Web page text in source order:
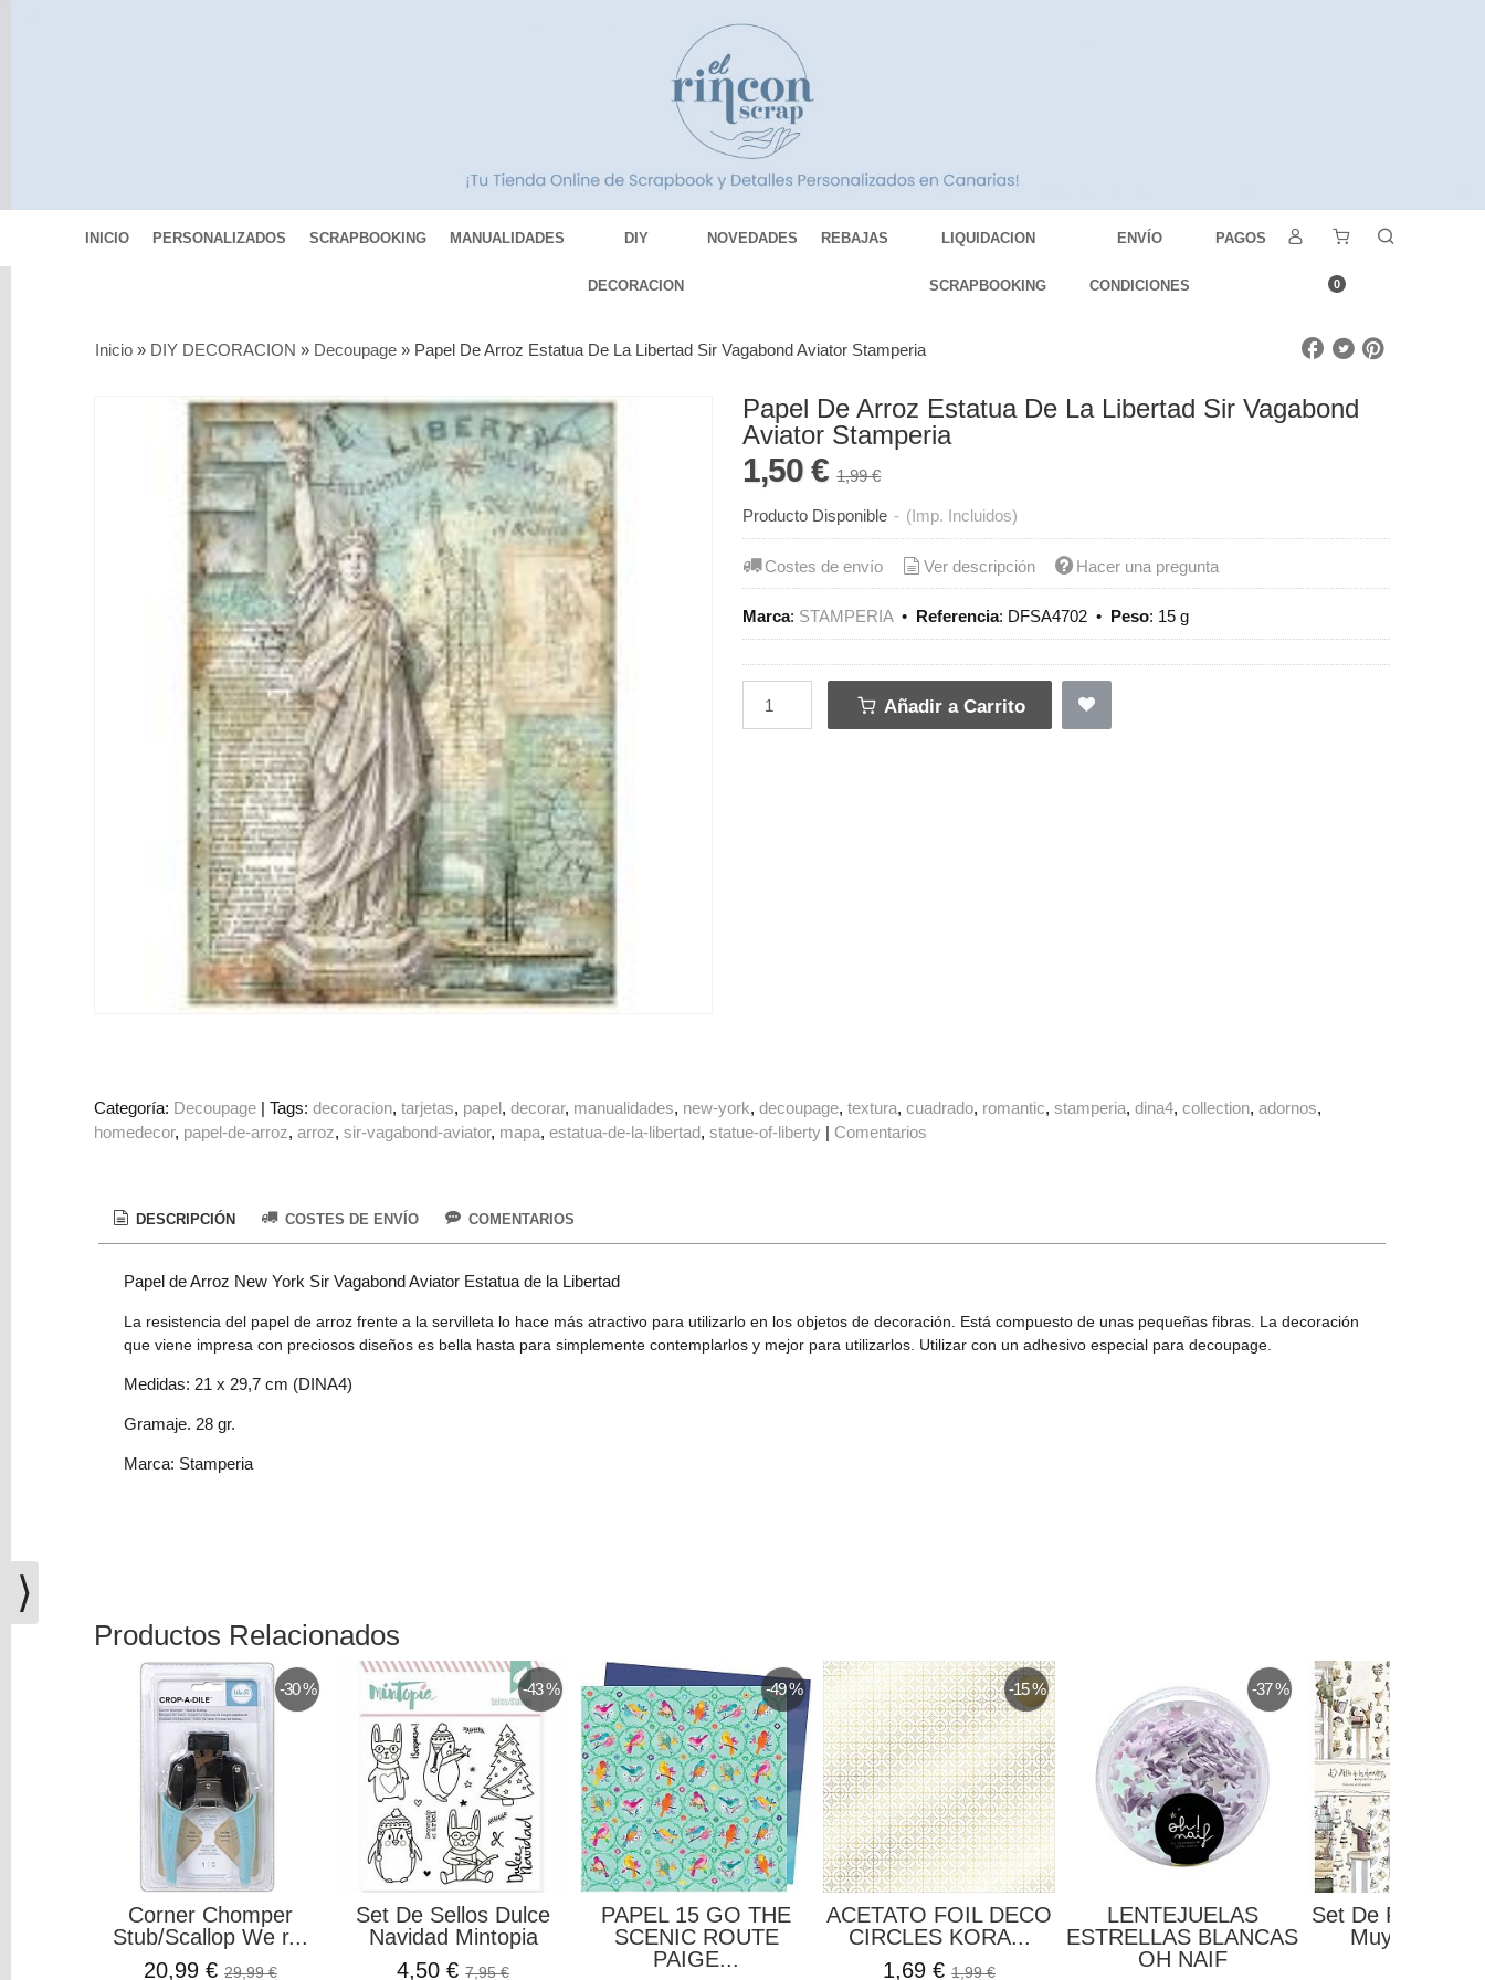
INICIO PERSONALIZADOS SCRAPBOOKING MANUALIDADES DIY
DECORACION
NOVEDADES REBAJAS LIQUIDACION
SCRAPBOOKING
ENVÍO
CONDICIONES
PAGOS
0
Figuras
3D
Marcas
Carrito
compra
Facebook
Youtube
Inicio » DIY DECORACION » Decoupage » Papel De Arroz Estatua De La Libertad Sir Vagabond Aviator Stamperia
Papel De Arroz Estatua De La Libertad Sir Vagabond
Aviator Stamperia
1,50 €1,99 €
Producto Disponible - (Imp. Incluidos)
Costes de envío Ver descripción Hacer una pregunta
Marca: STAMPERIA• Referencia: DFSA4702 • Peso: 15 g
Añadir a Carrito
Categoría: Decoupage |Tags:decoracion tarjetas papel decorar manualidades new-york decoupage textura cuadrado romantic stamperia dina4 collection adornos
homedecor papel-de-arroz arroz sir-vagabond-aviator mapa estatua-de-la-libertad statue-of-liberty | Comentarios
DESCRIPCIÓN COSTES DE ENVÍO COMENTARIOS
Papel de Arroz New York Sir Vagabond Aviator Estatua de la Libertad
La resistencia del papel de arroz frente a la servilleta lo hace más atractivo para utilizarlo en los objetos de decoración. Está compuesto de unas pequeñas fibras. La decoración
que viene impresa con preciosos diseños es bella hasta para simplemente contemplarlos y mejor para utilizarlos. Utilizar con un adhesivo especial para decoupage.
Medidas: 21 x 29,7 cm (DINA4)
Gramaje. 28 gr.
Marca: Stamperia
Productos Relacionados
-30 %
Corner Chomper
Stub/Scallop We r...
20,99 € 29,99 €
-43 %
Set De Sellos Dulce
Navidad Mintopia
4,50 €7,95 €
-49 %
PAPEL 15 GO THE
SCENIC ROUTE
PAIGE...
-15 %
ACETATO FOIL DECO
CIRCLES KORA...
1,69 €1,99 €
-37 %
LENTEJUELAS
ESTRELLAS BLANCAS
OH NAIF
Set De Papeles
Muy
⟩